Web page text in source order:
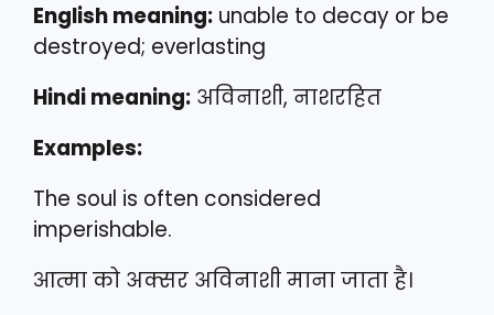
English meaning: unable to decay or be
destroyed; everlasting
Hindi meaning: अविनाशी, नाशरहित
Examples:
The soul is often considered
imperishable.
आत्मा को अक्सर अविनाशी माना जाता है।